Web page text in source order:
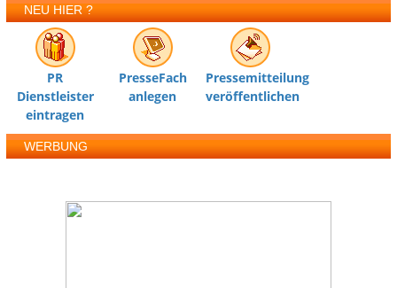
NEU HIER ?
PR
Dienstleister
eintragen
PresseFach
anlegen
Pressemitteilung
veröffentlichen
WERBUNG